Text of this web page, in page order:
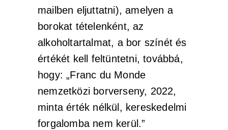
mailben eljuttatni), amelyen a
borokat tételenként, az
alkoholtartalmat, a bor színét és
értékét kell feltüntetni, továbbá,
hogy: „Franc du Monde
nemzetközi borverseny, 2022,
minta érték nélkül, kereskedelmi
forgalomba nem kerül.”